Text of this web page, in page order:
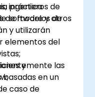
práctica
de modelos de
elementos del
las
caso de
ingenieros de
software y otros
y utilizarán
y
en un